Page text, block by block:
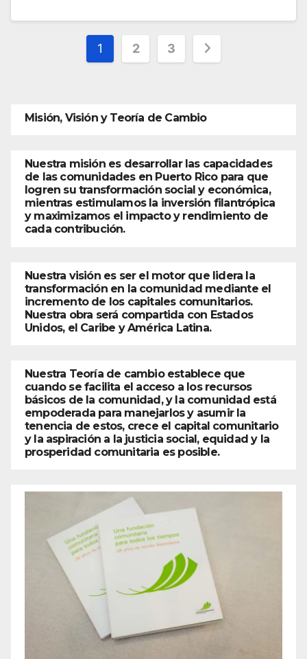
Posts
pagination
1 2 3
Misión, Visión y Teoría de Cambio
Nuestra misión es desarrollar las capacidades
de las comunidades en Puerto Rico para que
logren su transformación social y económica,
mientras estimulamos la inversión filantrópica
y maximizamos el impacto y rendimiento de
cada contribución.
Nuestra visión es ser el motor que lidera la
transformación en la comunidad mediante el
incremento de los capitales comunitarios.
Nuestra obra será compartida con Estados
Unidos, el Caribe y América Latina.
Nuestra Teoría de cambio establece que
cuando se facilita el acceso a los recursos
básicos de la comunidad, y la comunidad está
empoderada para manejarlos y asumir la
tenencia de estos, crece el capital comunitario
y la aspiración a la justicia social, equidad y la
prosperidad comunitaria es posible.